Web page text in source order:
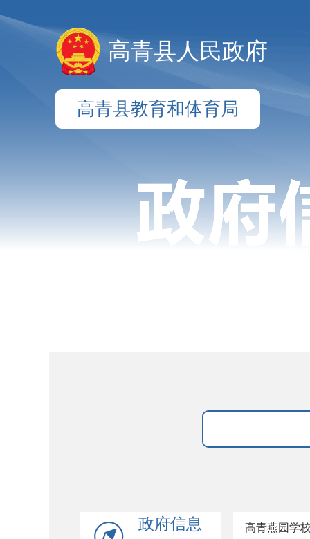
高青县人民政府
高青县教育和体育局
政府信息
高青燕园学